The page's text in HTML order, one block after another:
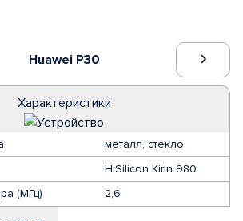
Huawei P30
Характеристики
металл, стекло
HiSilicon Kirin 980
(МГц)
2,6